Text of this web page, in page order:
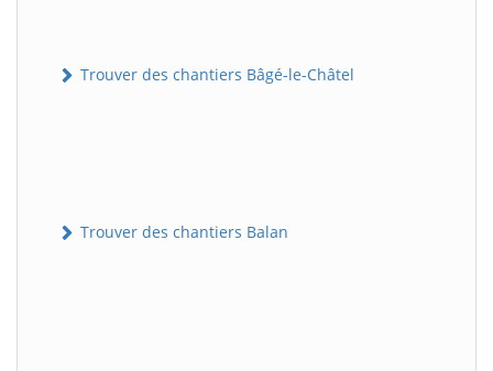
Trouver des chantiers Bâgé-le-Châtel
Trouver des chantiers Balan